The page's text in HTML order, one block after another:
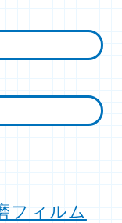
フィルム